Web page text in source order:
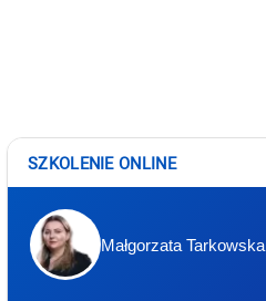
SZKOLENIE ONLINE
Małgorzata Tarkowska